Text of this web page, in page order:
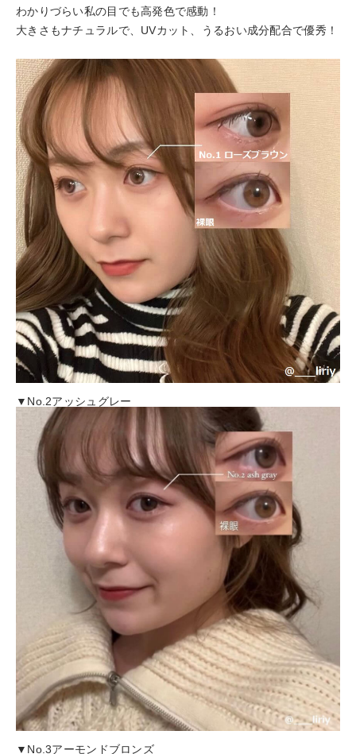
わかりづらい私の目でも高発色で感動！
大きさもナチュラルで、UVカット、うるおい成分配合で優秀！
▼No.2アッシュグレー
▼No.3アーモンドブロンズ